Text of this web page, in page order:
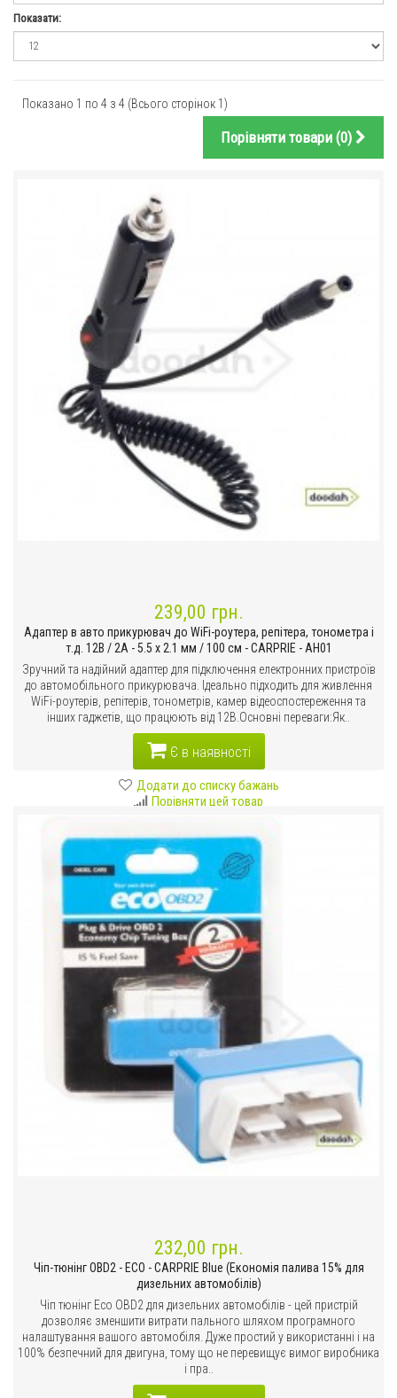
Показати:
Показано 1 по 4 з 4 (Всього сторінок 1)
Порівняти товари (0)
239,00 грн.
Адаптер в авто прикурювач до WiFi-роутера, репітера, тонометра і
т.д. 12В / 2А - 5.5 х 2.1 мм / 100 см - CARPRIE - AH01
Зручний та надійний адаптер для підключення електронних пристроїв
до автомобільного прикурювача. Ідеально підходить для живлення
WiFi-роутерів, репітерів, тонометрів, камер відеоспостереження та
інших гаджетів, що працюють від 12В.Основні переваги:Як..
Є в наявності
Додати до списку бажань
Порівняти цей товар
232,00 грн.
Чіп-тюнінг OBD2 - ECO - CARPRIE Blue (Економія палива 15% для
дизельних автомобілів)
Чіп тюнінг Eco OBD2 для дизельних автомобілів - цей пристрій
дозволяє зменшити витрати пального шляхом програмного
налаштування вашого автомобіля. Дуже простий у використанні і на
100% безпечний для двигуна, тому що не перевищує вимог виробника
і пра..